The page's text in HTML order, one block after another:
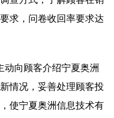
求，问卷收回率要求达
动向顾客介绍宁夏奥洲
情况，妥善处理顾客投
使宁夏奥洲信息技术有